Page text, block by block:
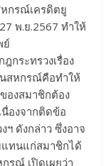
กรณ์เครดิตยู
พ.ย.2567 ทำให้
ย์
กระทรวงเรื่อง
นสหกรณ์คือทำให้
องสมาชิกต้อง
นื่องจากติดข้อ
ฯ ดังกล่าว ซึ่งอาจ
แทนแก่สมาชิกได้
รณ์ เปิดเผยว่า